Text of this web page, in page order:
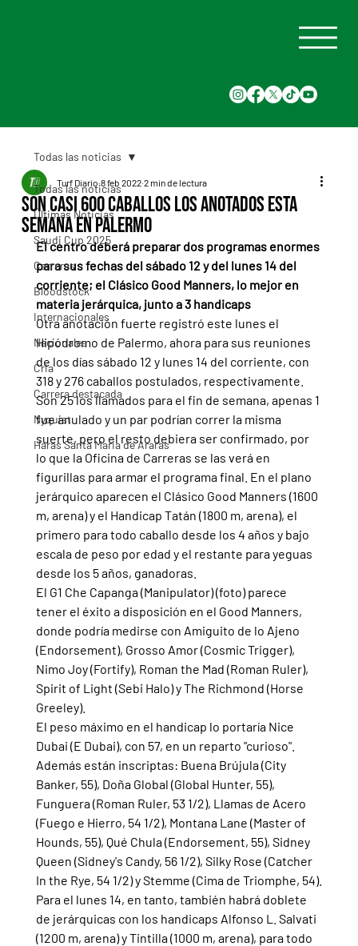
Todas las noticias
Últimas Noticias
Saudi Cup 2025
Carreras
Bloodstock
Internacionales
Nacionales
Cria
Carrera destacada
Nyquist
Haras Santa Maria de Araras
Todas las noticias
Son casi 600 caballos los anotados esta
semana en Palermo
Turf Diario 8 feb 2022 2 min de lectura
El centro deberá preparar dos programas enormes
para sus fechas del sábado 12 y del lunes 14 del
corriente; el Clásico Good Manners, lo mejor en
materia jerárquica, junto a 3 handicaps
Otra anotación fuerte registró este lunes el
Hipódromo de Palermo, ahora para sus reuniones
de los días sábado 12 y lunes 14 del corriente, con
318 y 276 caballos postulados, respectivamente.
Son 25 los llamados para el fin de semana, apenas 1
fue anulado y un par podrían correr la misma
suerte, pero el resto debiera ser confirmado, por
lo que la Oficina de Carreras se las verá en
figurillas para armar el programa final. En el plano
jerárquico aparecen el Clásico Good Manners (1600
m, arena) y el Handicap Tatán (1800 m, arena), el
primero para todo caballo desde los 4 años y bajo
escala de peso por edad y el restante para yeguas
desde los 5 años, ganadoras.
El G1 Che Capanga (Manipulator) (foto) parece
tener el éxito a disposición en el Good Manners,
donde podría medirse con Amiguito de lo Ajeno
(Endorsement), Grosso Amor (Cosmic Trigger),
Nimo Joy (Fortify), Roman the Mad (Roman Ruler),
Spirit of Light (Sebi Halo) y The Richmond (Horse
Greeley).
El peso máximo en el handicap lo portaría Nice
Dubai (E Dubai), con 57, en un reparto "curioso".
Además están inscriptas: Buena Brújula (City
Banker, 55), Doña Global (Global Hunter, 55),
Funguera (Roman Ruler, 53 1/2), Llamas de Acero
(Fuego e Hierro, 54 1/2), Montana Lane (Master of
Hounds, 55), Qué Chula (Endorsement, 55), Sidney
Queen (Sidney's Candy, 56 1/2), Silky Rose (Catcher
In the Rye, 54 1/2) y Stemme (Cima de Triomphe, 54).
Para el lunes 14, en tanto, también habrá doblete
de jerárquicas con los handicaps Alfonso L. Salvati
(1200 m, arena) y Tintilla (1000 m, arena), para todo